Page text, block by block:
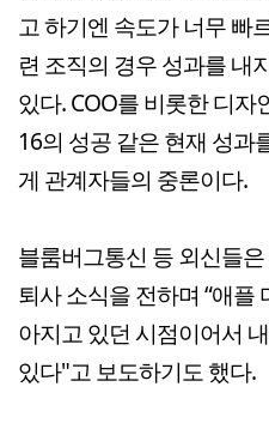
고 하기엔 속도가 너무 빠
련 조직의 경우 성과를 내
있다. COO를 비롯한 디
16의 성공 같은 현재 성과
게 관계자들의 중론이다.
블룸버그통신 등 외신들
퇴사 소식을 전하며 “애플
아지고 있던 시점이어서
있다"고 보도하기도 했다.